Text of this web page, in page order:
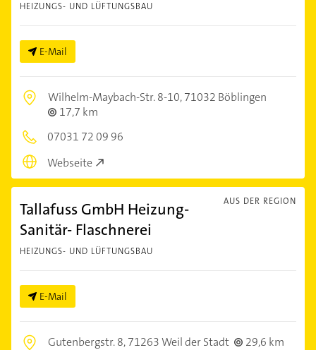
HEIZUNGS- UND LÜFTUNGSBAU
E-Mail
Wilhelm-Maybach-Str. 8-10,71032 Böblingen
17,7 km
07031 72 09 96
Webseite
AUS DER REGION
Tallafuss GmbH Heizung-
Sanitär- Flaschnerei
HEIZUNGS- UND LÜFTUNGSBAU
E-Mail
Gutenbergstr. 8,71263 Weil der Stadt
29,6 km